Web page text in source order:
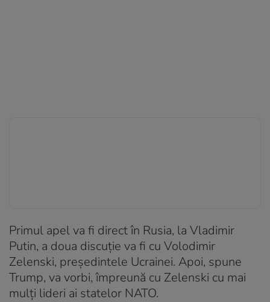
Primul apel va fi direct în Rusia, la Vladimir
Putin, a doua discuție va fi cu Volodimir
Zelenski, președintele Ucrainei. Apoi, spune
Trump, va vorbi, împreună cu Zelenski cu mai
mulți lideri ai statelor NATO.